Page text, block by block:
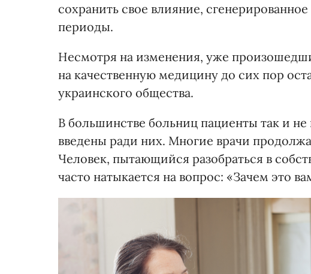
сохранить свое влияние,
периоды.
Несмотря на изменения, уже
на качественную медицину до сих пор
украинского общества.
В большинстве больниц пациенты так и
введены ради них. Многие врачи
Человек, пытающийся разобраться в
часто натыкается на вопрос: «Зачем это